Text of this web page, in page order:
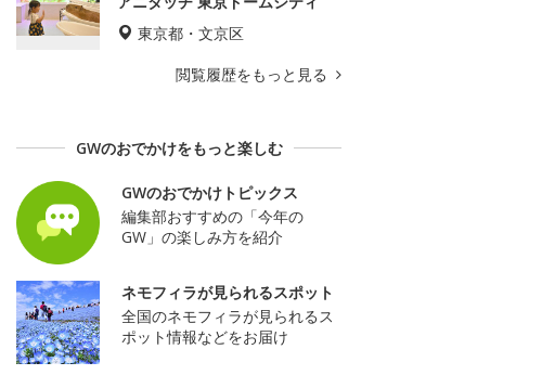
東京都・文京区
閲覧履歴をもっと見る
GWのおでかけをもっと楽しむ
GWのおでかけトピックス
編集部おすすめの「今年の
GW」の楽しみ方を紹介
ネモフィラが見られるスポット
全国のネモフィラが見られるス
ポット情報などをお届け